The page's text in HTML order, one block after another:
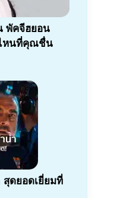
พัคจีฮยอน
ไหนที่คุณชื่น
สุดยอดเยี่ยมที่